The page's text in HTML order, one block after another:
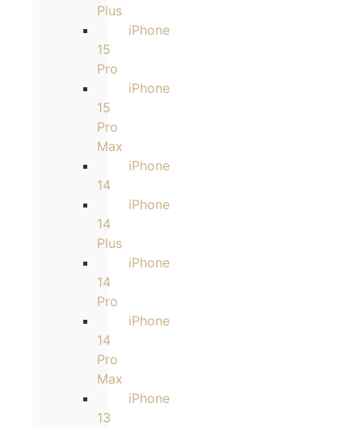
Plus
iPhone
15
Pro
iPhone
15
Pro
Max
iPhone
14
iPhone
14
Plus
iPhone
14
Pro
iPhone
14
Pro
Max
iPhone
13